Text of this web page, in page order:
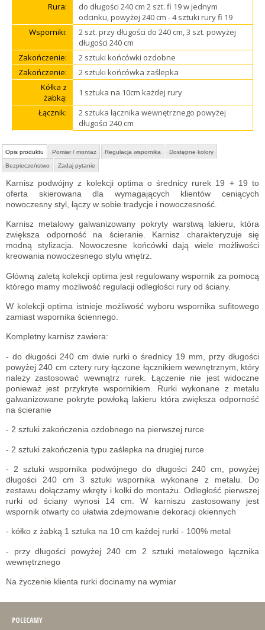
Rura:
do długości 240 cm 2 szt. fi 19 w jednym
odcinku, powyżej 240 cm - 4 sztuki rury fi 19
Wsporniki:
2 szt. przy długości do 240 cm, 3 szt. powyżej
długości 240 cm
Zakończenie:
2 sztuki końcówki ozdobne
Zakończenie:
2 sztuki końcówka zaślepka
Kółka z
żabką:
1 sztuka na 10cm każdej rury
Łącznik:
2 sztuka łącznika wewnętrznego powyżej
długości 240 cm
Opis produktu Pomiar / montaż Regulacja wspornika Dostępne kolory
Bezpieczeństwo Zadaj pytanie
Karnisz podwójny z kolekcji optima o średnicy rurek 19 + 19 to
oferta skierowana dla wymagających klientów ceniących
nowoczesny styl, łączy w sobie tradycje i nowoczesność.
Karnisz metalowy galwanizowany pokryty warstwą lakieru, która
zwiększa odporność na ścieranie. Karnisz charakteryzuje się
modną stylizacja. Nowoczesne końcówki dają wiele możliwości
kreowania nowoczesnego stylu wnętrz.
Główną zaletą kolekcji optima jest regulowany wspornik za pomocą
którego mamy możliwość regulacji odległości rury od ściany.
W kolekcji optima istnieje możliwość wyboru wspornika sufitowego
zamiast wspornika ściennego.
Kompletny karnisz zawiera:
- do długości 240 cm dwie rurki o średnicy 19 mm, przy długości
powyżej 240 cm cztery rury łączone łącznikiem wewnętrznym, który
należy zastosować wewnątrz rurek. Łączenie nie jest widoczne
ponieważ jest przykryte wspornikiem. Rurki wykonane z metalu
galwanizowane pokryte powłoką lakieru która zwiększa odporność
na ścieranie
- 2 sztuki zakończenia ozdobnego na pierwszej rurce
- 2 sztuki zakończenia typu zaślepka na drugiej rurce
- 2 sztuki wspornika podwójnego do długości 240 cm, powyżej
długości 240 cm 3 sztuki wspornika wykonane z metalu. Do
zestawu dołączamy wkręty i kołki do montażu. Odległość pierwszej
rurki od ściany wynosi 14 cm. W karniszu zastosowany jest
wspornik otwarty co ułatwia zdejmowanie dekoracji okiennych
- kółko z żabką 1 sztuka na 10 cm każdej rurki - 100% metal
- przy długości powyżej 240 cm 2 sztuki metalowego łącznika
wewnętrznego
Na życzenie klienta rurki docinamy na wymiar
POLECAMY